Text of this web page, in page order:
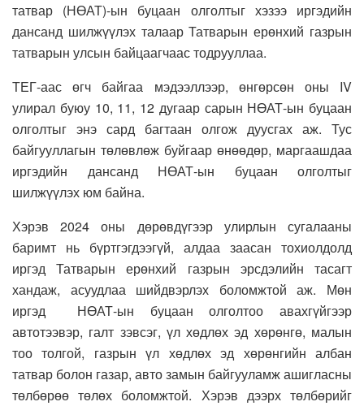
татвар (НӨАТ)-ын буцаан олголтыг хэзээ иргэдийн
дансанд шилжүүлэх талаар Татварын ерөнхий газрын
татварын улсын байцаагчаас тодрууллаа.
ТЕГ-аас өгч байгаа мэдээллээр, өнгөрсөн оны IV
улирал буюу 10, 11, 12 дугаар сарын НӨАТ-ын буцаан
олголтыг энэ сард багтаан олгож дуусгах аж. Тус
байгууллагын төлөвлөж буйгаар өнөөдөр, маргаашдаа
иргэдийн дансанд НӨАТ-ын буцаан олголтыг
шилжүүлэх юм байна.
Хэрэв 2024 оны дөрөвдүгээр улирлын сугалааны
баримт нь бүртгэгдээгүй, алдаа заасан тохиолдолд
иргэд Татварын ерөнхий газрын эрсдэлийн тасагт
хандаж, асуудлаа шийдвэрлэх боломжтой аж. Мөн
иргэд НӨАТ-ын буцаан олголтоо авахгүйгээр
автотээвэр, галт зэвсэг, үл хөдлөх эд хөрөнгө, малын
тоо толгой, газрын үл хөдлөх эд хөрөнгийн албан
татвар болон газар, авто замын байгууламж ашигласны
төлбөрөө төлөх боломжтой. Хэрэв дээрх төлбөрийг